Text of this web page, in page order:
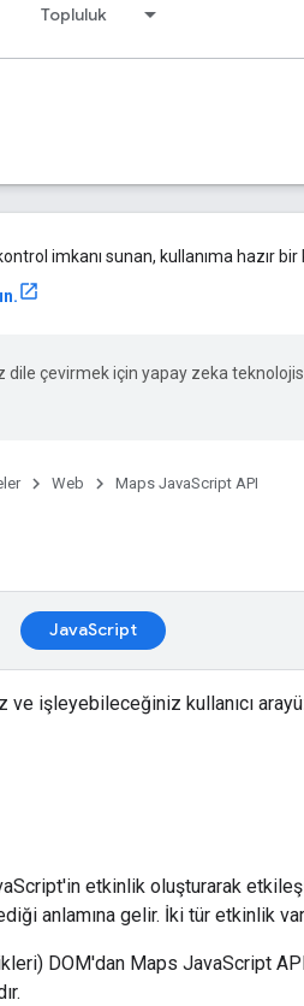
Topluluk
imkanı sunan, kullanıma hazır bir
dile çevirmek için yapay zeka
Web Maps JavaScript API
JavaScript
işleyebileceğiniz kullanıcı
etkinlik oluşturarak
anlamına gelir. İki tür etkinlik
DOM'dan Maps JavaScript